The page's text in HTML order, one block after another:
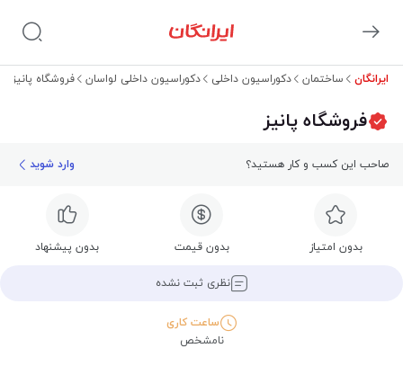
ایرانگان ساختمان دکوراسیون داخلی دکوراسیون داخلی لواسان فروشگاه پانیز
فروشگاه پانیز
صاحب این کسب و کار هستید؟ وارد شوید
بدون امتیاز بدون قیمت بدون پیشنهاد
نظری ثبت نشده
ساعت کاری
نامشخص